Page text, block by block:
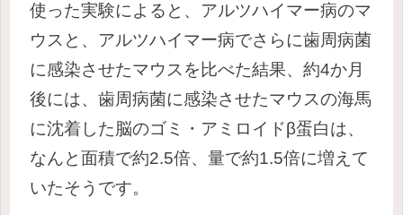
使った実験によると、アルツハイマー病のマ
ウスと、アルツハイマー病でさらに歯周病菌
に感染させたマウスを比べた結果、約4か月
後には、歯周病菌に感染させたマウスの海馬
に沈着した脳のゴミ・アミロイドβ蛋白は、
なんと面積で約2.5倍、量で約1.5倍に増えて
いたそうです。